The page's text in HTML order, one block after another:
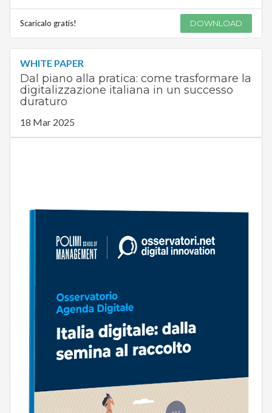
Scaricalo gratis! DOWNLOAD
WHITE PAPER
Dal piano alla pratica: come trasformare la
digitalizzazione italiana in un successo
duraturo
18 Mar 2025